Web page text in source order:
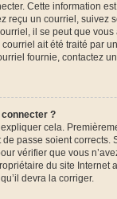
Cette information
reçu un courriel, suivez
il se peut que
ait été traité par
fournie, contactez
connecter ?
cela.
passe soient corrects.
vérifier que vous
du site Internet
devra la corriger.